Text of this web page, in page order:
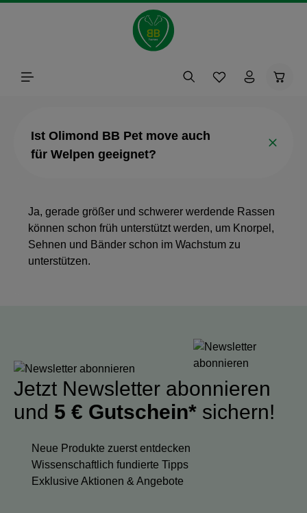
Ist Olimond BB Pet move auch
für Welpen geeignet?
Ja, gerade größer und schwerer werdende Rassen
können schon früh unterstützt werden, um Knorpel,
Sehnen und Bänder schon im Wachstum zu
unterstützen.
Jetzt Newsletter abonnieren
und 5 € Gutschein* sichern!
Neue Produkte zuerst entdecken
Wissenschaftlich fundierte Tipps
Exklusive Aktionen & Angebote